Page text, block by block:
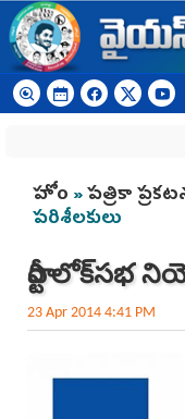
Skip to main content
You are
హోం »పత్రికా
పరిశీలకులు
పార్టీ లోక్‌సభ
23 Apr 2014 4:41 PM